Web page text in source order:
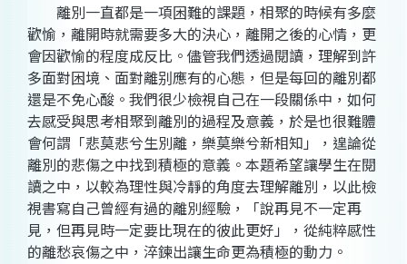
離別一直都是一項困難的課題，相聚的時候有多麼
歡愉，離開時就需要多大的決心，離開之後的心情，更
會因歡愉的程度成反比。儘管我們透過閱讀，理解到許
多面對困境、面對離别應有的心態，但是每回的離別都
還是不免心酸。我們很少檢視自己在一段關係中，如何
去感受與思考相聚到離別的過程及意義，於是也很難體
會何謂「悲莫悲兮生別離，樂莫樂兮新相知」，遑論從
離別的悲傷之中找到積極的意義。本題希望讓學生在閱
讀之中，以較為理性與冷靜的角度去理解離別，以此檢
視書寫自己曾經有過的離別經驗，「說再見不一定再
見，但再見時一定要比現在的彼此更好」，從純粹感性
的離愁哀傷之中，淬鍊出讓生命更為積極的動力。